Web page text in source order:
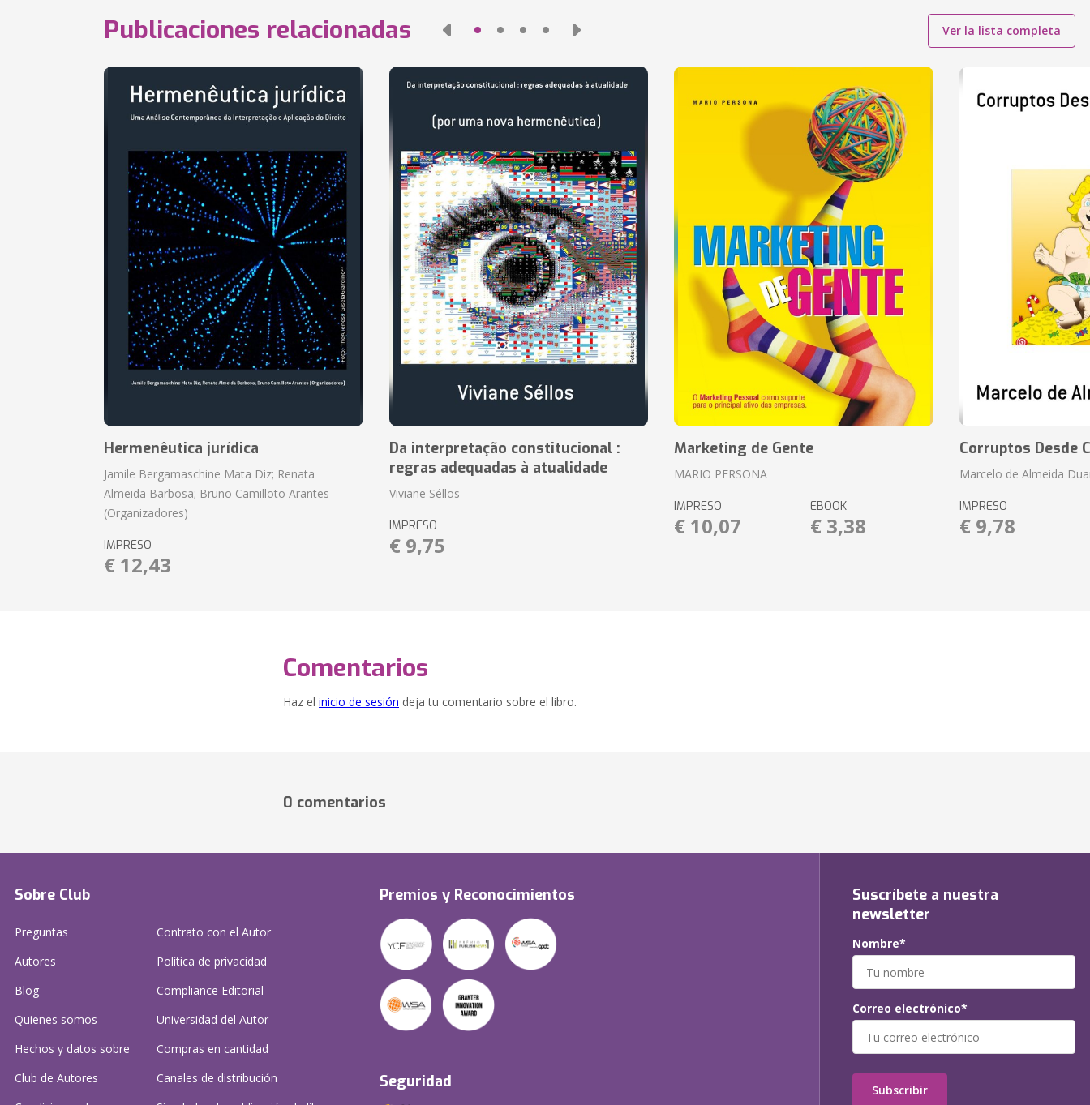
Publicaciones relacionadas Ver la lista completa
Hermenêutica jurídica
Jamile Bergamaschine Mata Diz; Renata
Almeida Barbosa; Bruno Camilloto Arantes
(Organizadores)
IMPRESO
€ 12,43
Da interpretação constitucional :
regras adequadas à atualidade
Viviane Séllos
IMPRESO
€ 9,75
Marketing de Gente
MARIO PERSONA
IMPRESO
€ 10,07
EBOOK
€ 3,38
Corruptos Desde
Marcelo de Almeida
IMPRESO
€ 9,78
Comentarios
Haz el inicio de sesión deja tu comentario sobre el libro.
0 comentarios
Sobre Club
Preguntas
Autores
Blog
Quienes somos
Hechos y datos sobre
Club de Autores
Contrato con el Autor
Política de privacidad
Compliance Editorial
Universidad del Autor
Compras en cantidad
Canales de distribución
Premios y Reconocimientos
Seguridad
Suscríbete a nuestra
newsletter
Nombre*
Correo electrónico*
Subscribir